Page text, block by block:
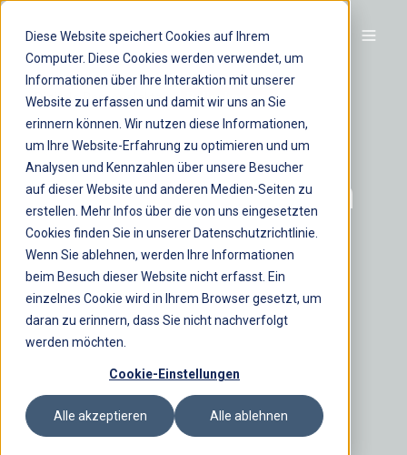
Diese Website speichert Cookies auf Ihrem
Computer. Diese Cookies werden verwendet, um
Informationen über Ihre Interaktion mit unserer
Website zu erfassen und damit wir uns an Sie
erinnern können. Wir nutzen diese Informationen,
um Ihre Website-Erfahrung zu optimieren und um
Analysen und Kennzahlen über unsere Besucher
auf dieser Website und anderen Medien-Seiten zu
erstellen. Mehr Infos über die von uns eingesetzten
Cookies finden Sie in unserer Datenschutzrichtlinie.
Wenn Sie ablehnen, werden Ihre Informationen
beim Besuch dieser Website nicht erfasst. Ein
einzelnes Cookie wird in Ihrem Browser gesetzt, um
daran zu erinnern, dass Sie nicht nachverfolgt
werden möchten.
Cookie-Einstellungen
Alle akzeptieren Alle ablehnen
Digitale Personalakte Rollenkonzept
Wer darf was
sehen? Warum ein
HR-Rollenkonzept
über Datenschutz,
Vertrauen und
Effizienz
entscheidet